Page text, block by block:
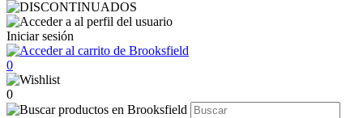
Iniciar sesión
0
0